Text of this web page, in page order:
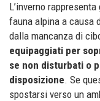
L’inverno
fauna alpina a causa
dalla mancanza di
equipaggiati per
se non disturbati o
disposizione. Se
spostarsi verso un